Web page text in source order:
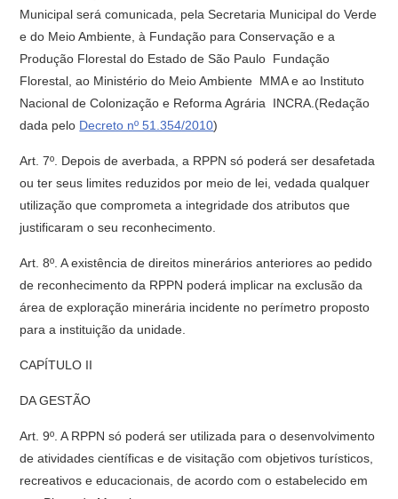
Municipal será comunicada, pela Secretaria Municipal do Verde
e do Meio Ambiente, à Fundação para Conservação e a
Produção Florestal do Estado de São Paulo  Fundação
Florestal, ao Ministério do Meio Ambiente  MMA e ao Instituto
Nacional de Colonização e Reforma Agrária  INCRA.(Redação
dada pelo Decreto nº 51.354/2010)
Art. 7º. Depois de averbada, a RPPN só poderá ser desafetada
ou ter seus limites reduzidos por meio de lei, vedada qualquer
utilização que comprometa a integridade dos atributos que
justificaram o seu reconhecimento.
Art. 8º. A existência de direitos minerários anteriores ao pedido
de reconhecimento da RPPN poderá implicar na exclusão da
área de exploração minerária incidente no perímetro proposto
para a instituição da unidade.
CAPÍTULO II
DA GESTÃO
Art. 9º. A RPPN só poderá ser utilizada para o desenvolvimento
de atividades científicas e de visitação com objetivos turísticos,
recreativos e educacionais, de acordo com o estabelecido em